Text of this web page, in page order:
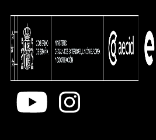
Youtube Instagram